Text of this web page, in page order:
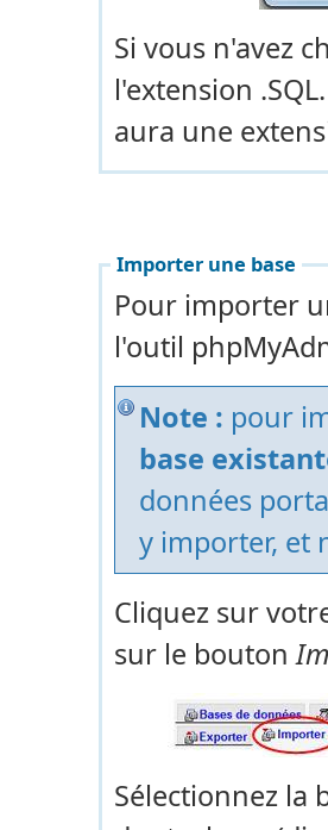
Si vous n'avez
l'extension
aura une
Importer une base
Pour importer
l'outil
Note : pour
base
données
y importer, et
Cliquez sur
sur le bouton
Sélectionnez la